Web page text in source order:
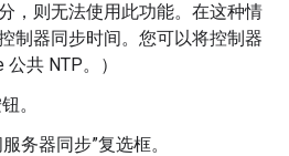
，则无法使用此功能。在这种情
制器同步时间。您可以将控制器
共 NTP。）
。
务器同步”复选框。